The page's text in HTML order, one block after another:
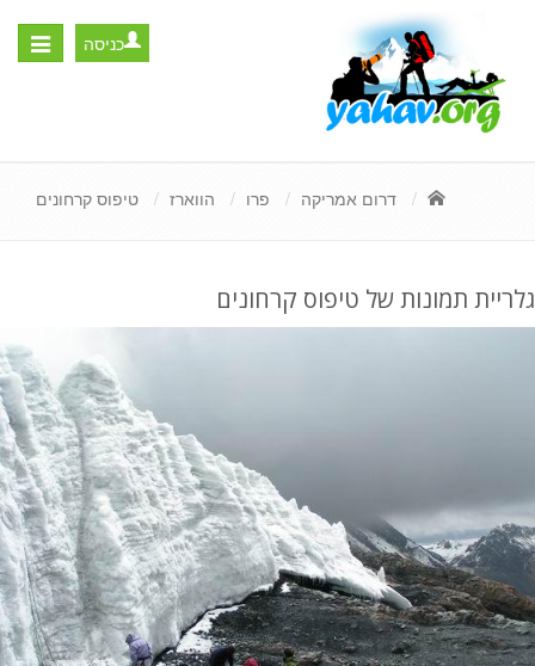
Toggle
כניסה
דרום אמריקה פרו הווארז טיפוס קרחונים
גלריית תמונות של טיפוס קרחונים